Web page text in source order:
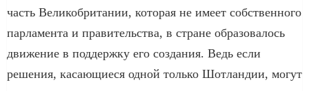
часть Великобритании, которая не имеет собственного
парламента и правительства, в стране образовалось
движение в поддержку его создания. Ведь если
решения, касающиеся одной только Шотландии, могут